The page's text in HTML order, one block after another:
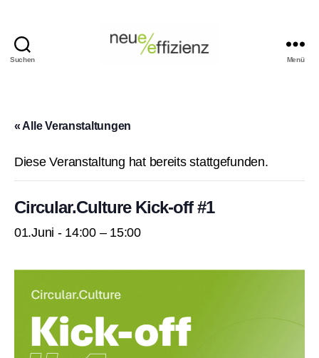
Suchen Menü
« Alle Veranstaltungen
Diese Veranstaltung hat bereits stattgefunden.
Circular.Culture Kick-off #1
01.Juni - 14:00– 15:00